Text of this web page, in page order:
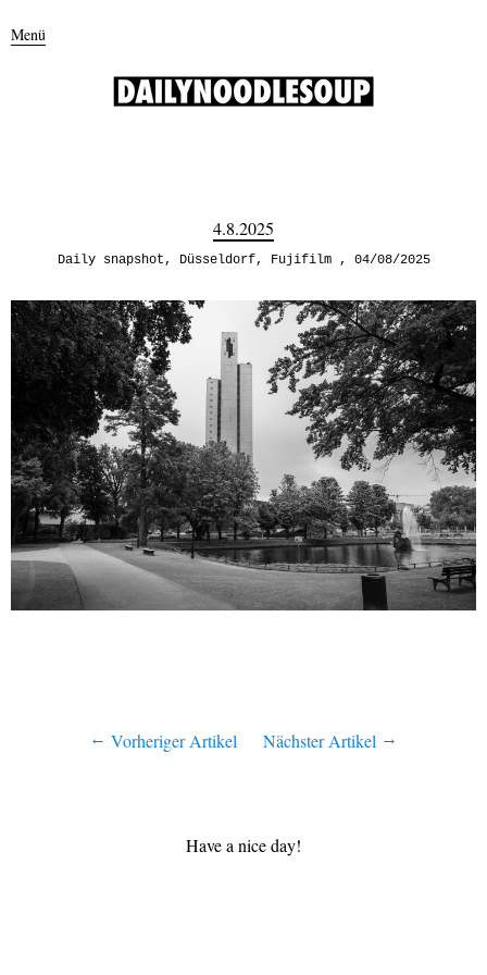
Menü
4.8.2025
Daily snapshot, Düsseldorf, Fujifilm 04/08/2025
Vorheriger Artikel Nächster Artikel
Have a nice day!